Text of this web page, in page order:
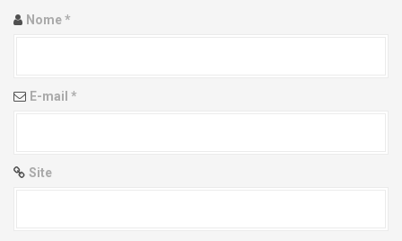
i
n
Nome*
E-mail *
Site